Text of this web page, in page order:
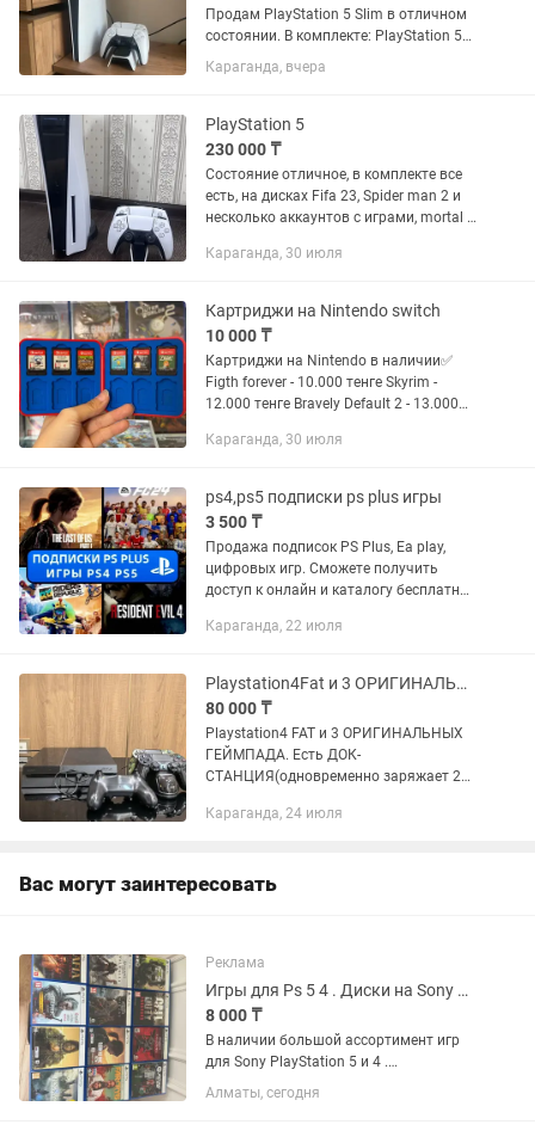
Продам PlayStation 5 Slim в отличном
состоянии. В комплекте: PlayStation 5
Slim 4G 2 оригинальных беспроводных
геймпада DualSense Зарядная станция
Игры и...
Караганда, вчера
PlayStation 5
230 000 ₸
Состояние отличное, в комплекте все
есть, на дисках Fifa 23, Spider man 2 и
несколько аккаунтов с играми, mortal ,
много других игр
Караганда, 30 июля
Картриджи на Nintendo switch
10 000 ₸
Картриджи на Nintendo в наличии✅
Figth forever - 10.000 тенге Skyrim -
12.000 тенге Bravely Default 2 - 13.000
Splatoon 2 - 12.000 тенге Fifa 20 -
Караганда, 30 июля
ps4,ps5 подписки ps plus игры
3 500 ₸
Продажа подписок PS Plus, Ea play,
цифровых игр. Сможете получить
доступ к онлайн и каталогу бесплатных
продолжить играть по сети со своего
Караганда, 22 июля
Playstation4Fat и 3 ОРИГИНАЛЬНЫХ ГЕЙМПАДА. GTA5 и FIFA23.Есть ДОК-СТАНЦИЯ
80 000 ₸
Playstation4 FAT и 3 ОРИГИНАЛЬНЫХ
ГЕЙМПАДА. Есть ДОК-
СТАНЦИЯ(одновременно заряжает 2
GTA5+FIFA23(не диск). Приставка в
Караганда, 24 июля
Вас могут заинтересовать
Реклама
Игры для Ps 5 4 . Диски на Sony Playstation FIFA GTA детские спортивные ..
8 000 ₸
В наличии большой ассортимент игр
для Sony PlayStation 5 и 4 .
Оригинальные лицензионные с
гарантией ! Все игры в идеальном
Алматы, сегодня